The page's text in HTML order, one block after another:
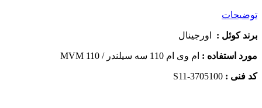
توضیحات
برند کوئل : اورجینال
مورد استفاده : ام وی ام 110 سه سیلندر / MVM 110
کد فنی : S11-3705100